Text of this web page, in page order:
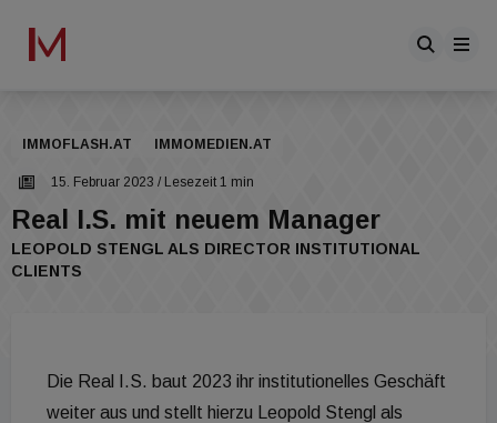
IMMOFLASH.AT IMMOMEDIEN.AT
15. Februar 2023 / Lesezeit 1 min
Real I.S. mit neuem Manager
LEOPOLD STENGL ALS DIRECTOR INSTITUTIONAL
CLIENTS
Die Real I.S. baut 2023 ihr institutionelles Geschäft
weiter aus und stellt hierzu Leopold Stengl als